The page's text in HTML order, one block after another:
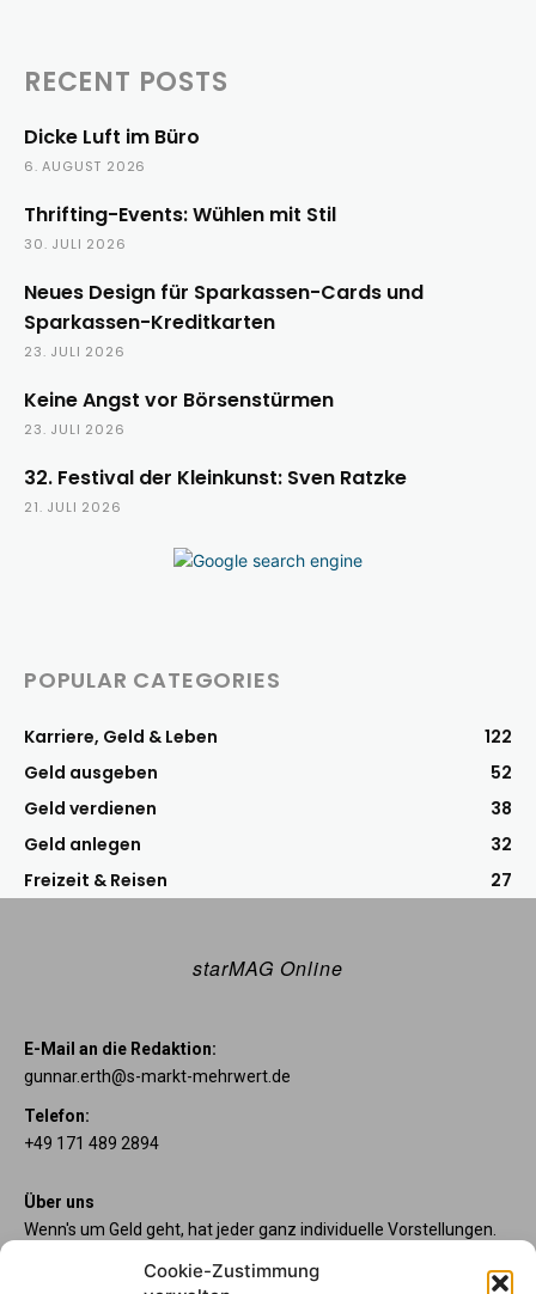
Cookie-Zustimmung
RECENT POSTS
Dicke Luft im Büro
6. AUGUST 2026
Thrifting-Events: Wühlen mit Stil
30. JULI 2026
Neues Design für Sparkassen-Cards und
Sparkassen-Kreditkarten
23. JULI 2026
Keine Angst vor Börsenstürmen
23. JULI 2026
32. Festival der Kleinkunst: Sven Ratzke
21. JULI 2026
POPULAR CATEGORIES
Karriere, Geld & Leben
122
Geld ausgeben
52
Geld verdienen
38
Geld anlegen
32
Freizeit & Reisen
27
starMAG Online
E-Mail an die Redaktion:
gunnar.erth@s-markt-mehrwert.de
Telefon:
+49 171 489 2894
Über uns
Wenn's um Geld geht, hat jeder ganz individuelle Vorstellungen.
unsere starpac-Konten genau das Richtige für Sie. Die vier